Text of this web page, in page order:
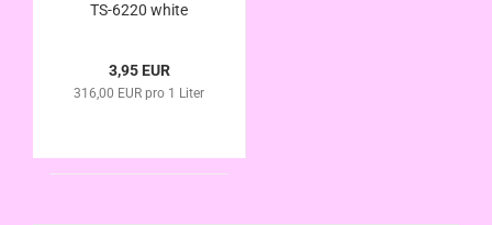
TS-6220 white
3,95 EUR
316,00 EUR pro 1 Liter